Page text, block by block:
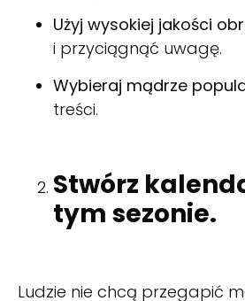
Użyj wysokiej jakości
i przyciągnąć uwagę.
Wybieraj mądrze
treści.
Stwórz
tym sezonie.
Ludzie nie chcą przegapić